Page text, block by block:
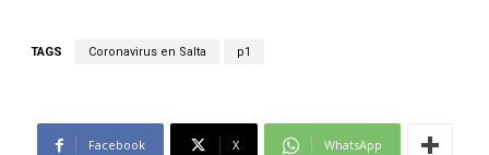
TAGS Coronavirus en Salta p1
Facebook X WhatsApp